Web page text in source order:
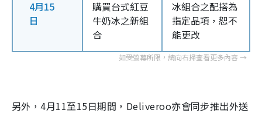
4月15
日
購買台式紅豆
牛奶冰之新組
合
冰組合之配搭為
指定品項，恕不
能更改
另外，4月11至15日期間，Deliveroo亦會同步推出外送